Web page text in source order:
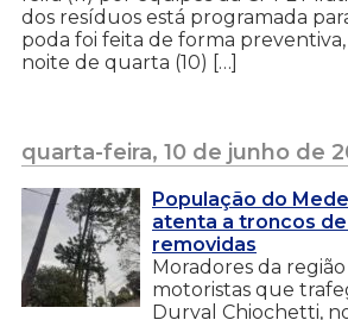
dos resíduos está programada
poda foi feita de forma
noite de quarta (10) […]
quarta-feira, 10 de junho de
População do
atenta a troncos
removidas
Moradores da
motoristas que
Durval Chiochetti,